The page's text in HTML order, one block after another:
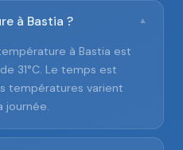
à Bastia ? ▼
à Bastia est
31°C. Le temps est
températures varient
journée.